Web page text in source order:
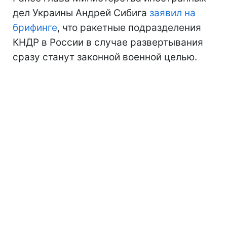
дел Украины Андрей Сибига заявил на
брифинге, что ракетные подразделения
КНДР в России в случае развертывания
сразу станут законной военной целью.